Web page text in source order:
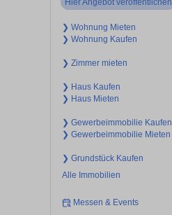
❯ Wohnung Mieten
❯ Wohnung Kaufen
❯ Zimmer mieten
❯ Haus Kaufen
❯ Haus Mieten
❯ Gewerbeimmobilie Kaufen
❯ Gewerbeimmobilie Mieten
❯ Grundstück Kaufen
Alle Immobilien
Messen & Events